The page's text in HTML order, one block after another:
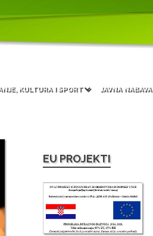
KULTURA I SPORT JAVNA NABAVA
EU PROJEKTI